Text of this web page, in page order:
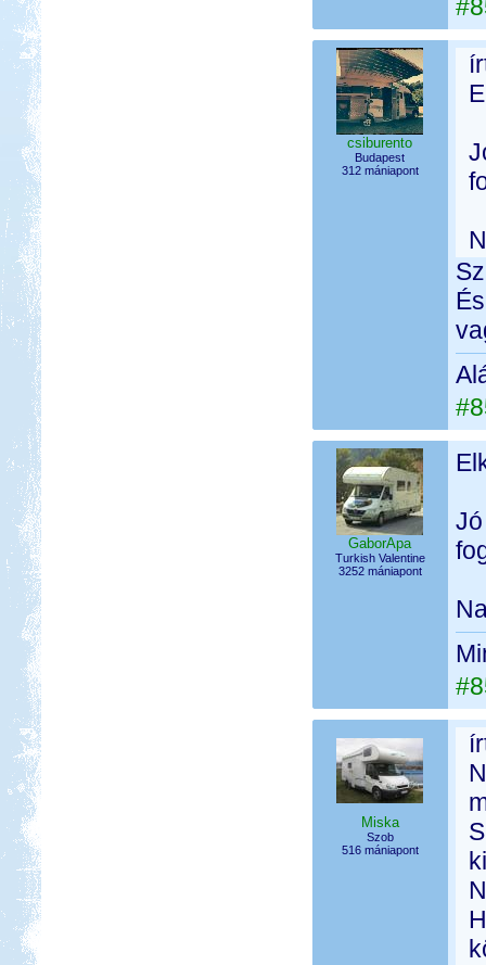
csiburento
Budapest
312 mániapont
GaborApa
Turkish Valentine
3252 mániapont
Miska
Szob
516 mániapont